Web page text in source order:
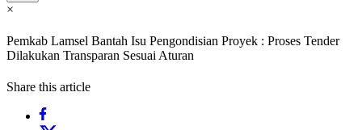
×
Pemkab Lamsel Bantah Isu Pengondisian Proyek : Proses Tender
Dilakukan Transparan Sesuai Aturan
Share this article